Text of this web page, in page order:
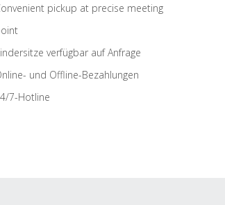
pickup at precise meeting
verfügbar auf Anfrage
und Offline-Bezahlungen
7-Hotline